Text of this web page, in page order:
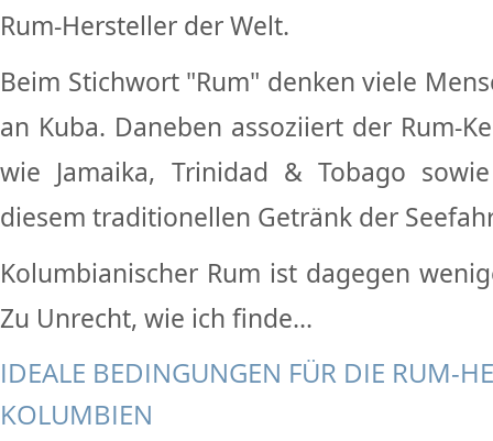
Rum-Hersteller der Welt.
Beim Stichwort "Rum" denken viele
an Kuba. Daneben assoziiert der Rum-
wie Jamaika, Trinidad & Tobago
diesem traditionellen Getränk der
Kolumbianischer Rum ist dagegen
Zu Unrecht, wie ich finde...
IDEALE BEDINGUNGEN FÜR DIE RUM-
KOLUMBIEN